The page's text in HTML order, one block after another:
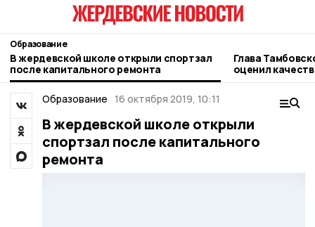
Образование
В жердевской школе открыли спортзал
после капитального ремонта
Глава
оценил
Жердевской
Образование 16 октября 2019, 10:11
В жердевской школе открыли
спортзал после капитального
ремонта